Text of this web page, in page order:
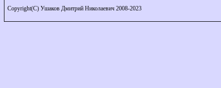
Copyright(C) Ушаков Дмитрий Николаевич 2008-2023